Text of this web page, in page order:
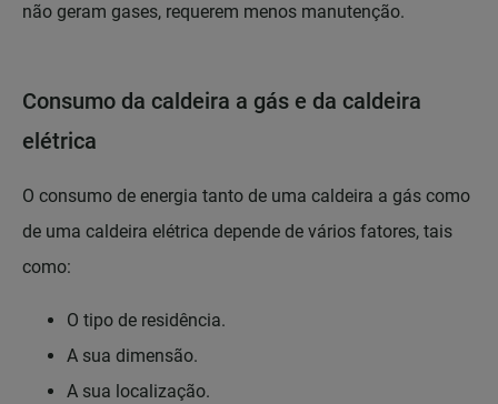
não geram gases, requerem menos manutenção.
Consumo da caldeira a gás e da caldeira
elétrica
O consumo de energia tanto de uma caldeira a gás como
de uma caldeira elétrica depende de vários fatores, tais
como:
O tipo de residência.
A sua dimensão.
A sua localização.